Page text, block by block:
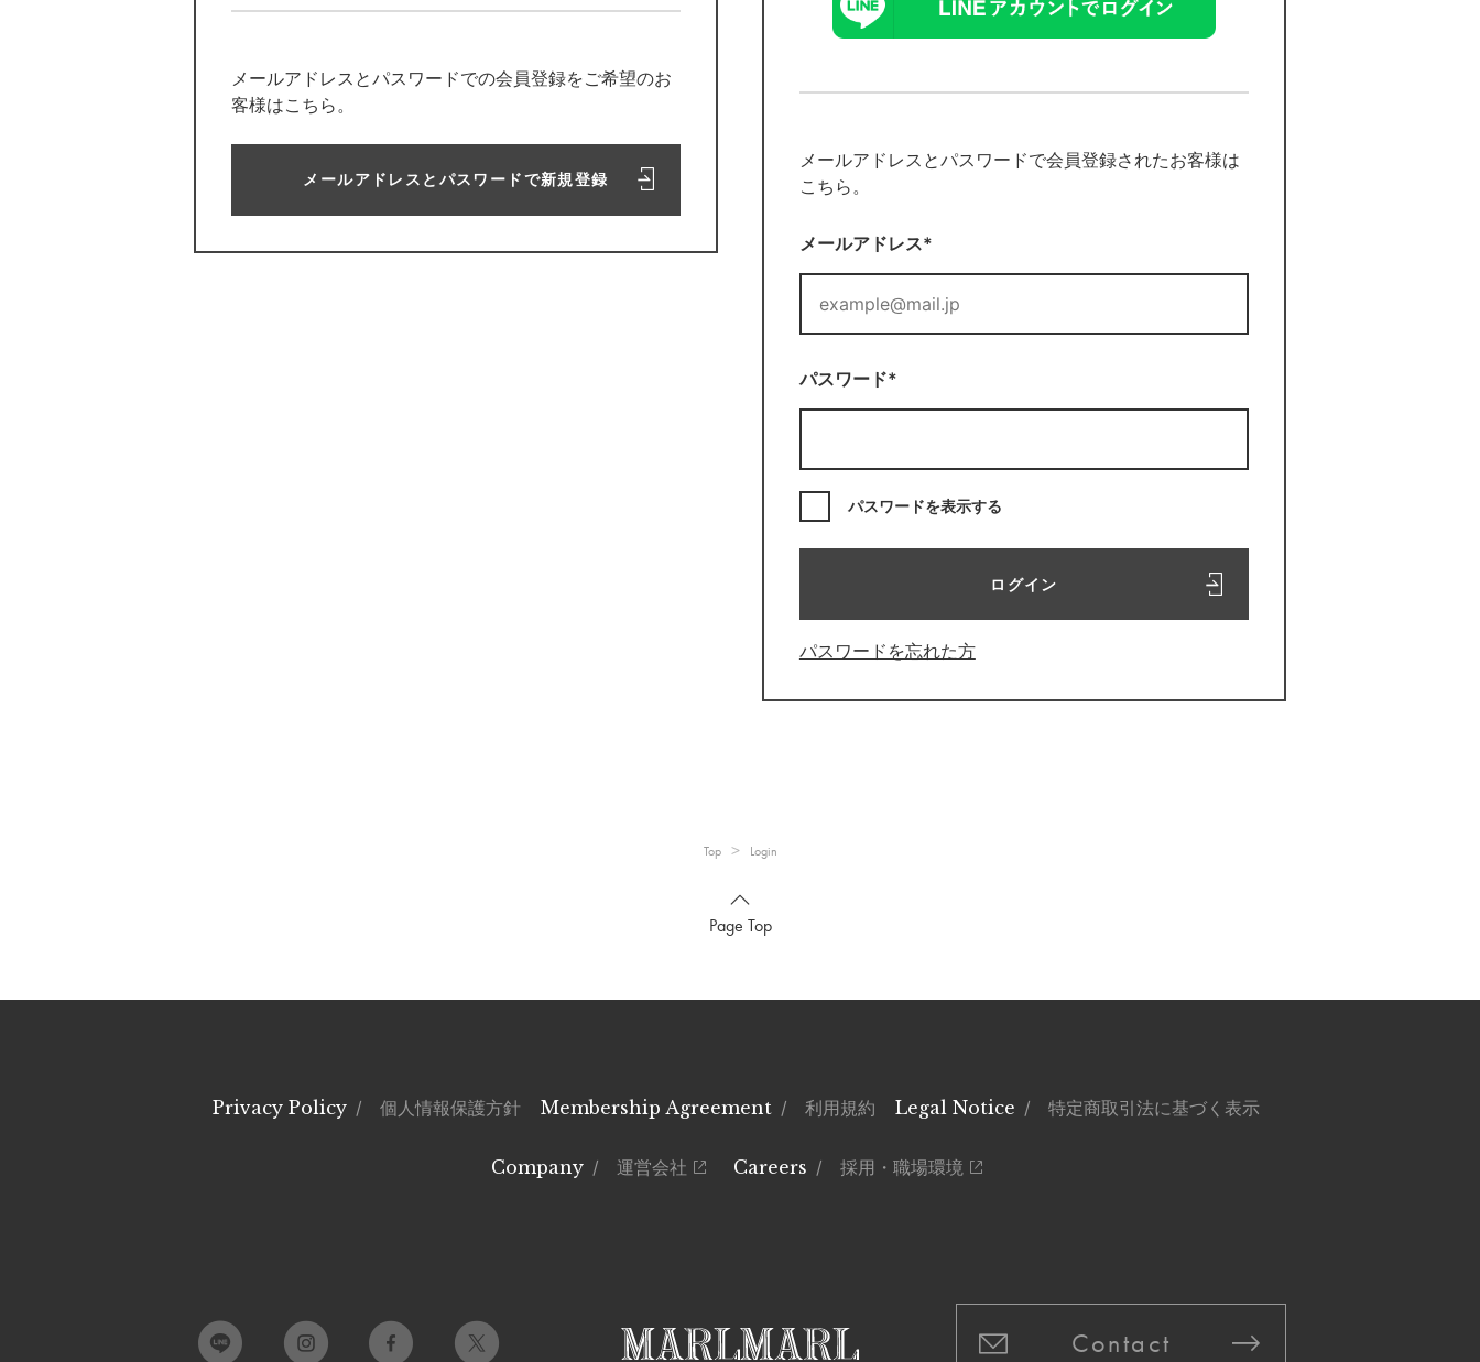
メールアドレスとパスワードでの会員登録をご希望のお
客様はこちら。
メールアドレスとパスワードで新規登録
メールアドレスとパスワードで会員登録されたお客様は
こちら。
メールアドレス*
パスワード*
パスワードを表示する
ログイン
パスワードを忘れた方
Top Login
Page Top
Contact
Privacy Policy / 個人情報保護方針 Membership Agreement / 利用規約 Legal Notice / 特定商取引法に基づく表示
Company / 運営会社 Careers / 採用・職場環境